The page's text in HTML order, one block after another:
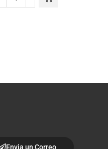
Envia un Correo